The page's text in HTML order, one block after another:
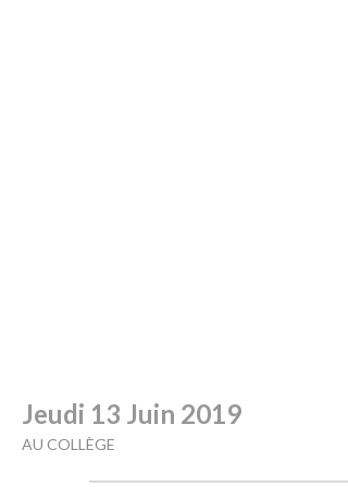
Jeudi 13 Juin 2019
AU COLLÈGE